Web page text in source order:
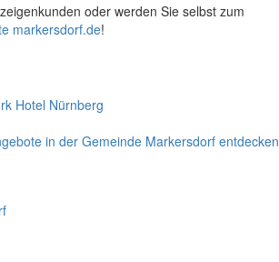
oder werden Sie selbst zum
markersdorf.de!
Hotel Nürnberg